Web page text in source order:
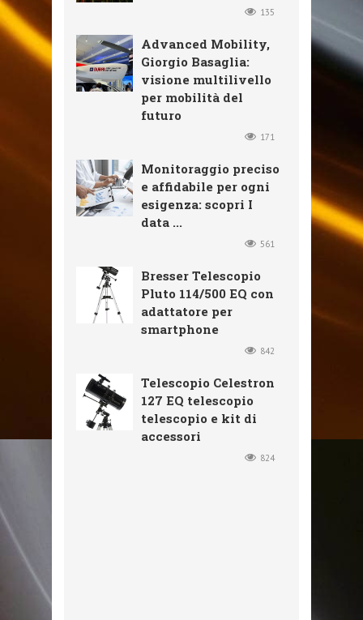
135
Advanced Mobility,
Giorgio Basaglia:
visione multilivello
per mobilità del
futuro
171
Monitoraggio preciso
e affidabile per ogni
esigenza: scopri I
data ...
561
Bresser Telescopio
Pluto 114/500 EQ con
adattatore per
smartphone
842
Telescopio Celestron
127 EQ telescopio
telescopio e kit di
accessori
824